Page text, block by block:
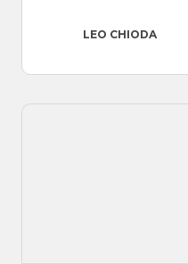
LEO CHIODA